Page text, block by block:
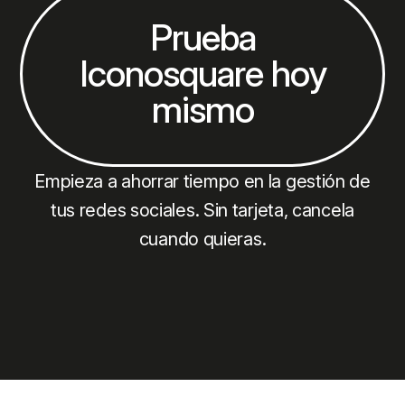
Prueba
Iconosquare hoy
mismo
Empieza a ahorrar tiempo en la gestión de
tus redes sociales. Sin tarjeta, cancela
cuando quieras.